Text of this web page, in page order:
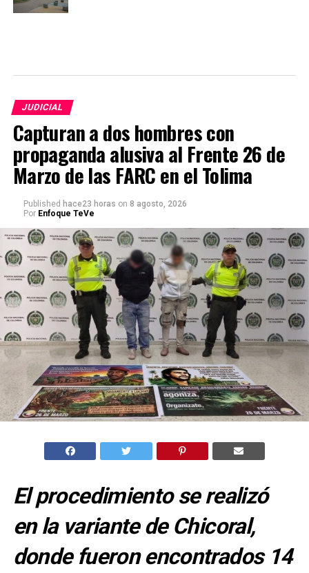
JUDICIAL
Capturan a dos hombres con
propaganda alusiva al Frente 26 de
Marzo de las FARC en el Tolima
Published hace23 horas on 8 agosto, 2026
Por Enfoque TeVe
El procedimiento se realizó
en la variante de Chicoral,
donde fueron encontrados 14